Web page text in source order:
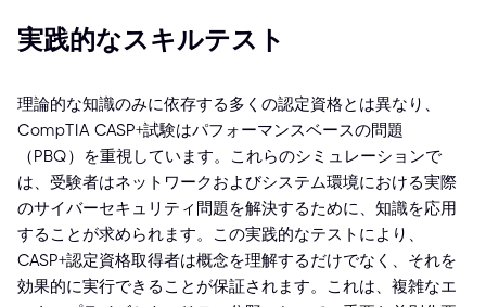
実践的なスキルテスト
理論的な知識のみに依存する多くの認定資格とは異なり、
CompTIA CASP+試験はパフォーマンスベースの問題
（PBQ）を重視しています。これらのシミュレーションで
は、受験者はネットワークおよびシステム環境における実際
のサイバーセキュリティ問題を解決するために、知識を応用
することが求められます。この実践的なテストにより、
CASP+認定資格取得者は概念を理解するだけでなく、それを
効果的に実行できることが保証されます。これは、複雑なエ